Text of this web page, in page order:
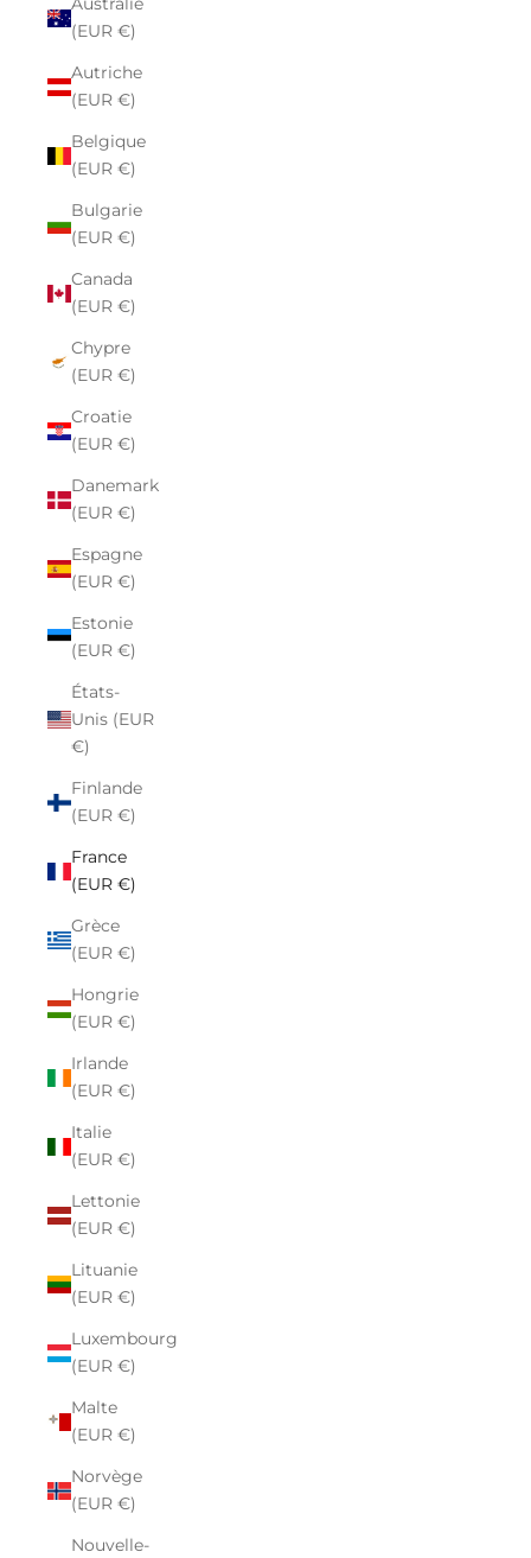
(EUR €)
Autriche
(EUR €)
Belgique
(EUR €)
Bulgarie
(EUR €)
Canada
(EUR €)
Chypre
(EUR €)
Croatie
(EUR €)
Danemark
(EUR €)
Espagne
(EUR €)
Estonie
(EUR €)
États-
Unis (EUR
€)
Finlande
(EUR €)
France
(EUR €)
Grèce
(EUR €)
Hongrie
(EUR €)
Irlande
(EUR €)
Italie
(EUR €)
Lettonie
(EUR €)
Lituanie
(EUR €)
Luxembourg
(EUR €)
Malte
(EUR €)
Norvège
(EUR €)
Nouvelle-